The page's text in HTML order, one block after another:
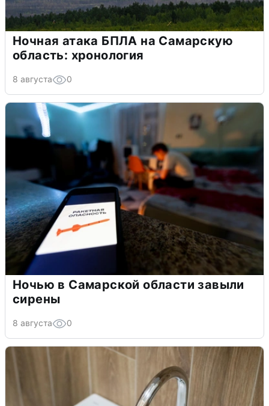
Ночная атака БПЛА на Самарскую
область: хронология
8 августа 0
Ночью в Самарской области завыли
сирены
8 августа 0